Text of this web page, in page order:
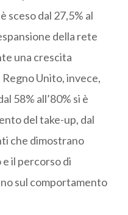
sceso dal 27,5% al
della rete
una crescita
Unito, invece,
58% all’80% si è
del take-up, dal
che dimostrano
il percorso di
sul comportamento